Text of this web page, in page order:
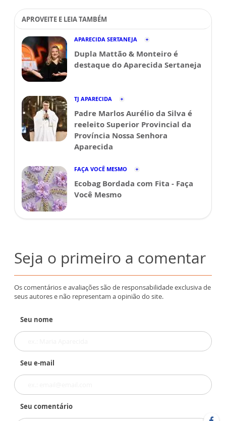
APROVEITE E LEIA TAMBÉM
APARECIDA SERTANEJA
Dupla Mattão & Monteiro é
destaque do Aparecida Sertaneja
TJ APARECIDA
Padre Marlos Aurélio da Silva é
reeleito Superior Provincial da
Província Nossa Senhora
Aparecida
FAÇA VOCÊ MESMO
Ecobag Bordada com Fita - Faça
Você Mesmo
Seja o primeiro a comentar
Os comentários e avaliações são de responsabilidade exclusiva de
seus autores e não representam a opinião do site.
Seu nome
Seu e-mail
Seu comentário